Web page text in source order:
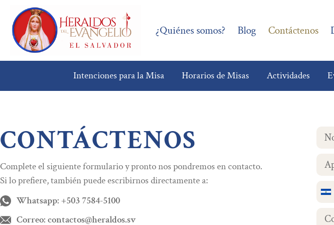
¿Quiénes somos? Blog Contáctenos
Intenciones para la Misa Horarios de Misas Actividades
CONTÁCTENOS
Complete el siguiente formulario y pronto nos pondremos en contacto.
Si lo prefiere, también puede escribirnos directamente a:
Whatsapp: +503 7584-5100
Correo: contactos@heraldos.sv
El